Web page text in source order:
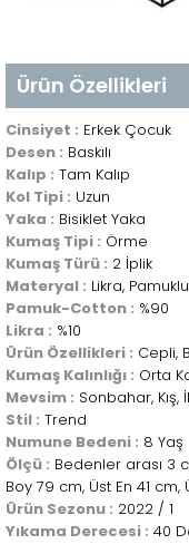
Ürün Özellikleri
Cinsiyet : Erkek Çocuk
Desen : Baskılı
Kalıp : Tam Kalıp
Kol Tipi : Uzun
Yaka : Bisiklet Yaka
Kumaş Tipi : Örme
Kumaş Türü : 2 İplik
Materyal : Likra, Pamuklu
Pamuk-Cotton : %90
Likra : %10
Ürün Özellikleri : Cepli,
Kumaş Kalınlığı : Orta
Mevsim : Sonbahar, Kış,
Stil : Trend
Numune Bedeni : 8 Yaş
Ölçü : Bedenler arası 3
Boy 79 cm, Üst En 41 cm,
Ürün Sezonu : 2022 / 1
Yıkama Derecesi : 40